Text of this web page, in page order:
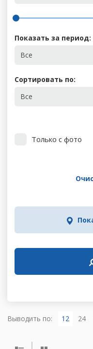
Показать за период:
Все
Сортировать по:
Все
Только с фото
Выводить по: 12 24